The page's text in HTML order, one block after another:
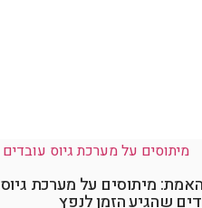
מיתוסים על מערכת גיוס
שהגיע הזמן לנפץ